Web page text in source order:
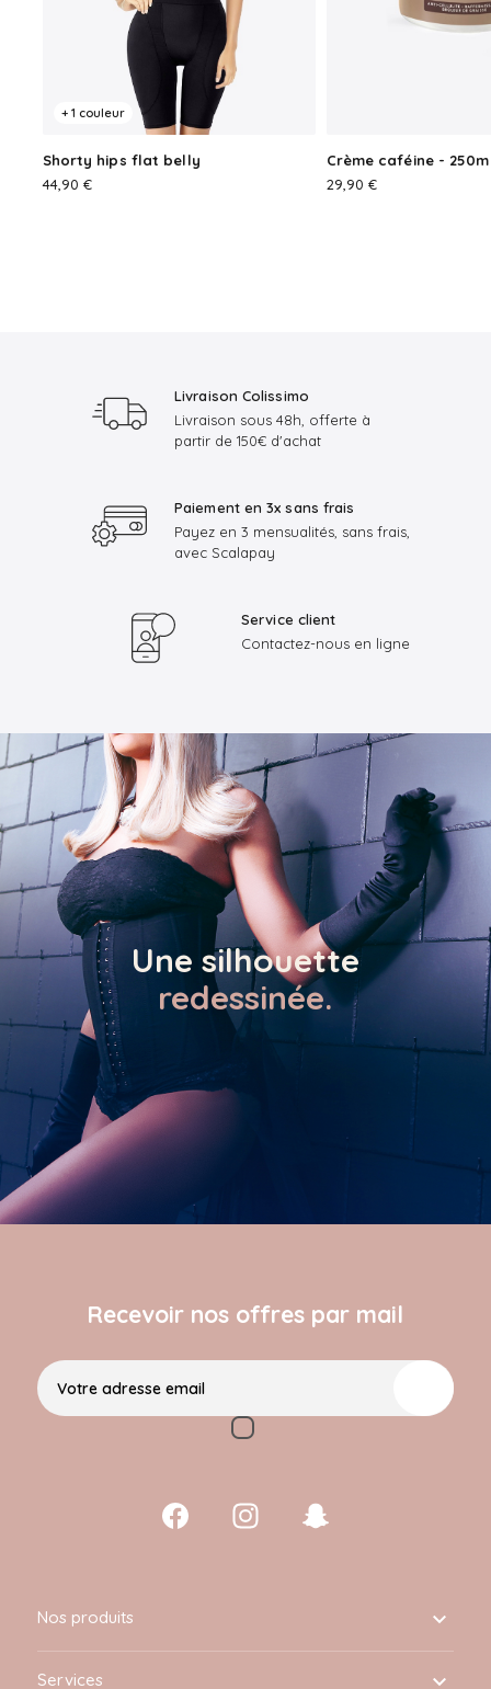
+ 1 couleur
Shorty hips flat belly
PRIX
44,90 €
Crème caféine -
PRIX
29,90 €
Livraison Colissimo
Livraison sous 48h, offerte à
partir de 150€ d'achat
Paiement en 3x sans frais
Payez en 3 mensualités, sans frais,
avec Scalapay
Service client
Contactez-nous en ligne
Une silhouette
redessinée.
Recevoir nos offres par mail
Votre adresse email
Nos produits 
Services 